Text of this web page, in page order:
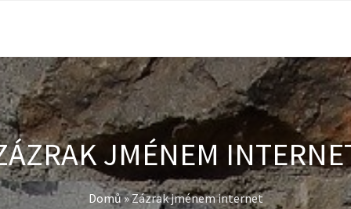
JMÉNEM
Domů»Zázrak jménem internet